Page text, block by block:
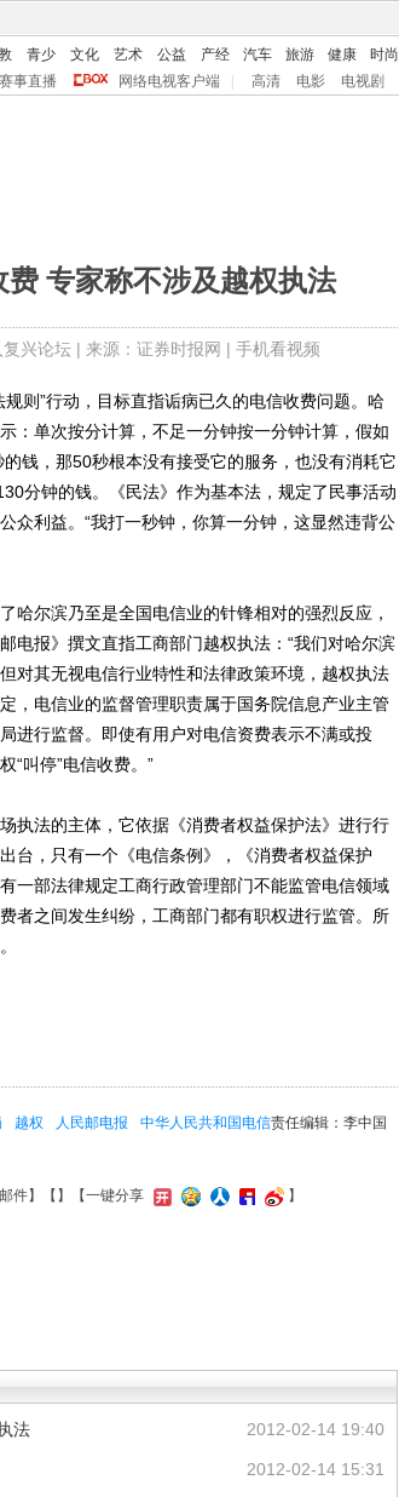
青少 文化 艺术 公益 产经 汽车 旅游 健康 时尚
赛事直播 网络电视客户端 高清 电影 电视剧
专家称不涉及越权执法
兴论坛| 来源：证券时报网 | 手机看视频
”行动，目标直指诟病已久的电信收费问题。哈
：单次按分计算，不足一分钟按一分钟计算，假如
钱，那50秒根本没有接受它的服务，也没有消耗它
分钟的钱。《民法》作为基本法，规定了民事活动
众利益。“我打一秒钟，你算一分钟，这显然违背公
尔滨乃至是全国电信业的针锋相对的强烈反应，
电报》撰文直指工商部门越权执法：“我们对哈尔滨
对其无视电信行业特性和法律政策环境，越权执法
，电信业的监督管理职责属于国务院信息产业主管
行监督。即使有用户对电信资费表示不满或投
“叫停”电信收费。”
法的主体，它依据《消费者权益保护法》进行行
台，只有一个《电信条例》，《消费者权益保护
一部法律规定工商行政管理部门不能监管电信领域
者之间发生纠纷，工商部门都有职权进行监管。所
责任编辑：李中国
越权 人民邮电报
中华人民共和国电信
件】【 】 【一键分享 】
2012-02-14 19:40
法
2012-02-14 15:31